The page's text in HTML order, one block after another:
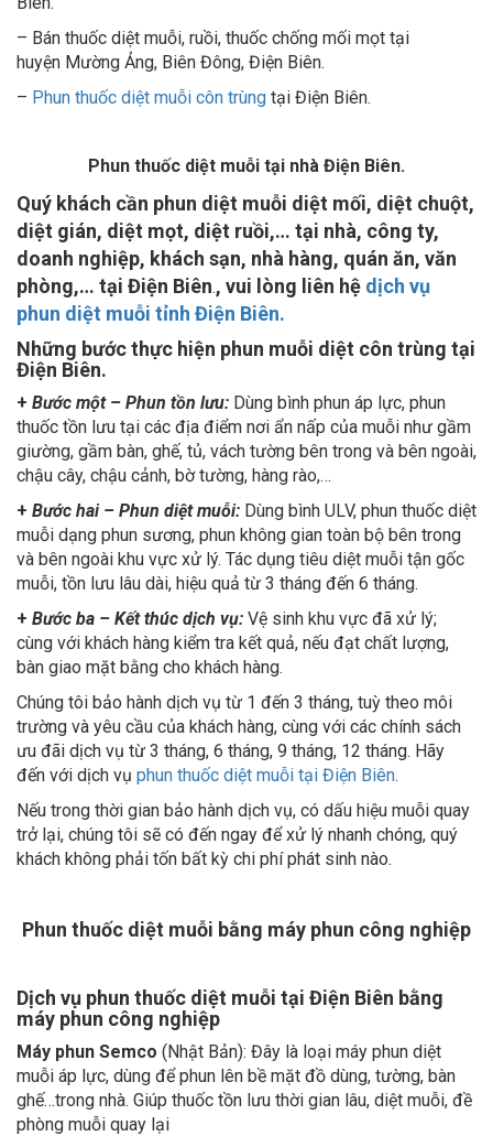
– Bán thuốc diệt muỗi, ruồi, thuốc chống mối mọt tại
huyện Mường Ảng, Biên Đông, Điện Biên.
– Phun thuốc diệt muỗi côn trùng tại Điện Biên.
Phun thuốc diệt muỗi tại nhà Điện Biên.
Quý khách cần phun diệt muỗi diệt mối, diệt chuột,
diệt gián, diệt mọt, diệt ruồi,… tại nhà, công ty,
doanh nghiệp, khách sạn, nhà hàng, quán ăn, văn
phòng,… tại Điện Biên , vui lòng liên hệ dịch vụ
phun diệt muỗi tỉnh Điện Biên.
Những bước thực hiện phun muỗi diệt côn trùng tại
Điện Biên.
+ Bước một – Phun tồn lưu: Dùng bình phun áp lực, phun
thuốc tồn lưu tại các địa điểm nơi ẩn nấp của muỗi như gầm
giường, gầm bàn, ghế, tủ, vách tường bên trong và bên ngoài,
chậu cây, chậu cảnh, bờ tường, hàng rào,…
+ Bước hai – Phun diệt muỗi: Dùng bình ULV, phun thuốc diệt
muỗi dạng phun sương, phun không gian toàn bộ bên trong
và bên ngoài khu vực xử lý. Tác dụng tiêu diệt muỗi tận gốc
muỗi, tồn lưu lâu dài, hiệu quả từ 3 tháng đến 6 tháng.
+ Bước ba – Kết thúc dịch vụ: Vệ sinh khu vực đã xử lý;
cùng với khách hàng kiểm tra kết quả, nếu đạt chất lượng,
bàn giao mặt bằng cho khách hàng.
Chúng tôi bảo hành dịch vụ từ 1 đến 3 tháng, tuỳ theo môi
trường và yêu cầu của khách hàng, cùng với các chính sách
ưu đãi dịch vụ từ 3 tháng, 6 tháng, 9 tháng, 12 tháng. Hãy
đến với dịch vụ phun thuốc diệt muỗi tại Điện Biên.
Nếu trong thời gian bảo hành dịch vụ, có dấu hiệu muỗi quay
trở lại, chúng tôi sẽ có đến ngay để xử lý nhanh chóng, quý
khách không phải tốn bất kỳ chi phí phát sinh nào.
Phun thuốc diệt muỗi bằng máy phun công nghiệp
Dịch vụ phun thuốc diệt muỗi tại Điện Biên bằng
máy phun công nghiệp
Máy phun Semco (Nhật Bản): Đây là loại máy phun diệt
muỗi áp lực, dùng để phun lên bề mặt đồ dùng, tường, bàn
ghế…trong nhà. Giúp thuốc tồn lưu thời gian lâu, diệt muỗi, đề
phòng muỗi quay lại